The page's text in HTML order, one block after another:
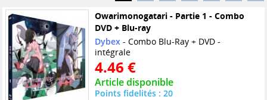
Owarimonogatari - Partie 1 - Combo
DVD + Blu-ray
Dybex- Combo Blu-Ray + DVD -
intégrale
4.46 €
Article disponible
Points fidelités : 20